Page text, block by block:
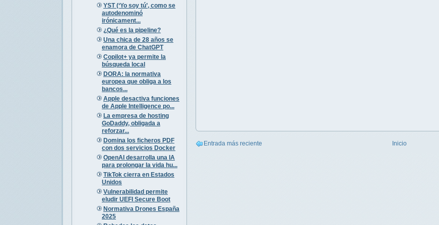
YST (‘Yo soy tú’, como se
autodenominó
irónicament...
¿Qué es la pipeline?
Una chica de 28 años se
enamora de ChatGPT
Copilot+ ya permite la
búsqueda local
DORA: la normativa
europea que obliga a los
bancos...
Apple desactiva funciones
de Apple Intelligence po...
La empresa de hosting
GoDaddy, obligada a
reforzar...
Domina los ficheros PDF
con dos servicios Docker
OpenAI desarrolla una IA
para prolongar la vida hu...
TikTok cierra en Estados
Unidos
Vulnerabilidad permite
eludir UEFI Secure Boot
Normativa Drones España
2025
Entrada más reciente Inicio